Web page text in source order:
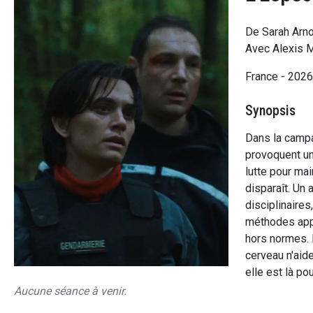
Aucune séance à venir.
De Sarah
Avec Alexis
France - 2026
Synopsis
Dans la
provoquent
lutte pour
disparaît. Un
méthodes
hors normes.
cerveau
elle est là